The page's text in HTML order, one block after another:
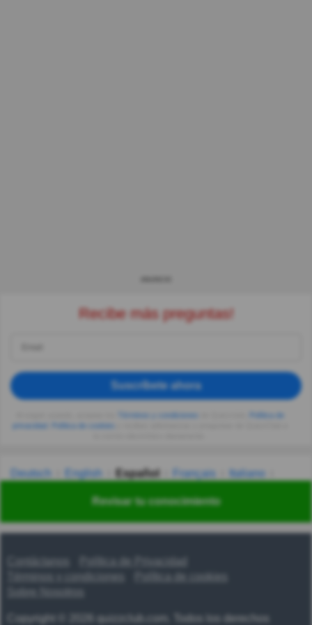
Revisar tu conocimiento
Recibe más preguntas!
Suscríbete ahora
privacidad
Deutsch English Español Français
Italiano
Українська हिन्दी 한국어 汉语
Contáctanos
Política de Privacidad
Términos y condiciones
Copyright © 2026 quizzclub.com. Todos los derechos